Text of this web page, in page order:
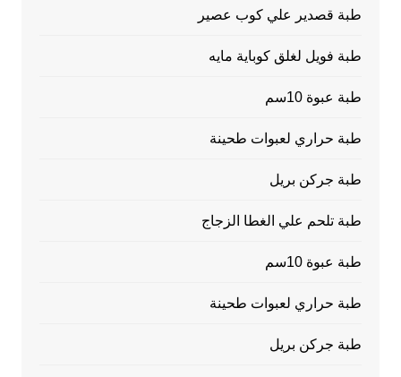
طبة قصدير علي كوب عصير
طبة فويل لغلق كوباية مايه
طبة عبوة 10سم
طبة حراري لعبوات طحينة
طبة جركن بريل
طبة تلحم علي الغطا الزجاج
طبة عبوة 10سم
طبة حراري لعبوات طحينة
طبة جركن بريل